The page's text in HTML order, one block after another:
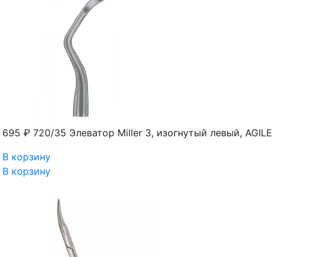
695 ₽ 720/35 Элеватор Miller 3, изогнутый левый, AGILE
В корзину
В корзину